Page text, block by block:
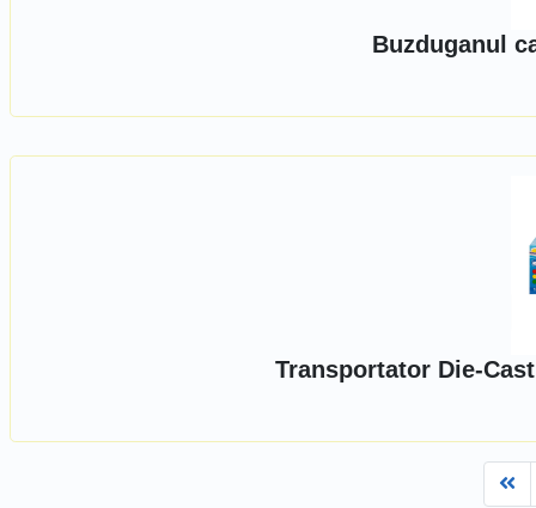
Buzduganul
Transportator Die-